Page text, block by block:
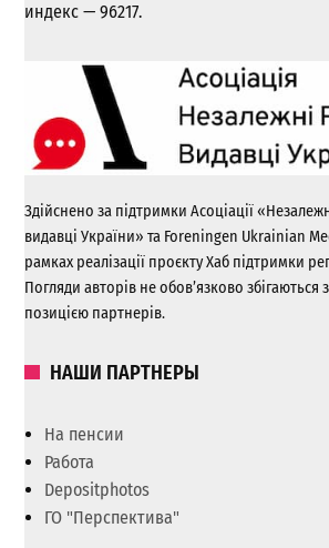
индекс — 96217.
Здійснено за підтримки Асоціації
видавці України» та Foreningen Ukrainian
рамках реалізації проєкту Хаб підтримки
Погляди авторів не обов’язково
позицією партнерів.
НАШИ ПАРТНЕРЫ
На пенсии
Работа
Depositphotos
ГО "Перспектива"